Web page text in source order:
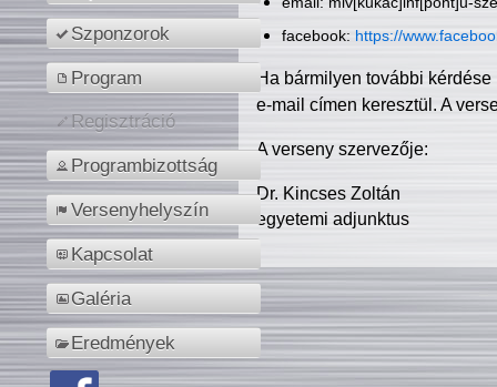
Szponzorok
Program
Regisztráció
Programbizottság
Versenyhelyszín
Kapcsolat
Galéria
Eredmények
facebook: https://
Ha bármilyen további
e-mail címen keresztül. A
A verseny szervezője:
Dr. Kincses Zoltán
egyetemi adjunktus